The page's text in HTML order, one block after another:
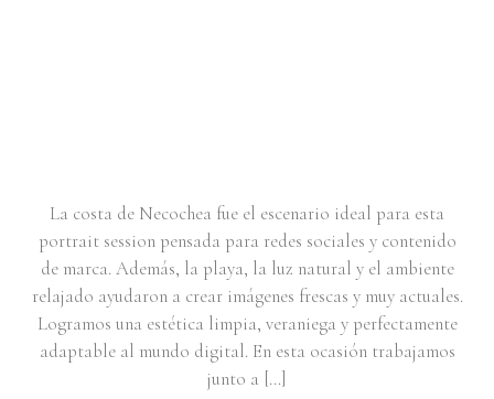
La costa de Necochea fue el escenario ideal para esta
portrait session pensada para redes sociales y contenido
de marca. Además, la playa, la luz natural y el ambiente
relajado ayudaron a crear imágenes frescas y muy actuales.
Logramos una estética limpia, veraniega y perfectamente
adaptable al mundo digital. En esta ocasión trabajamos
junto a […]